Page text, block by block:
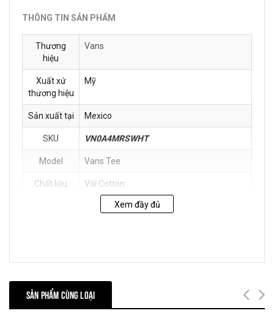
THÔNG TIN SẢN PHẨM
Thương
hiệu
Vans
Xuất xứ
thương hiệu
Mỹ
Sản xuất tại Mexico
SKU VN0A4MRSWHT
Model Vans Tee
Chất liệu Vải Cotton
Tránh mang sản phẩm khi trời mưa hoặc
nhất.
Không bảo hành với quần áo, phụ trang
Xem đầy đủ
SẢN PHẨM CÙNG LOẠI